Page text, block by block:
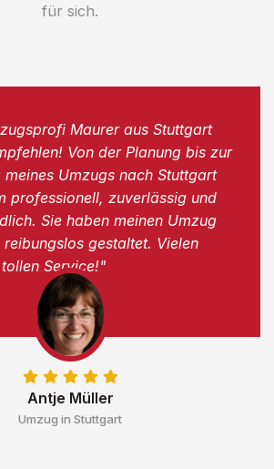
für sich.
Antje Müller
Umzug in Stuttgart
Maurer aus Stuttgart
Von der Planung bis zur
meines Umzugs nach Stuttgart
professionell, zuverlässig und
Sie haben meinen Umzug
gestaltet. Vielen
Service!"